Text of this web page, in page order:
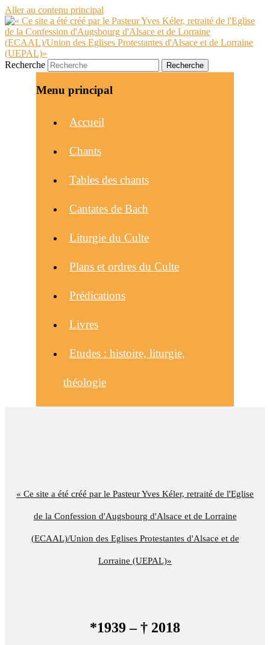
Aller au contenu principal
« Ce site a été créé par le Pasteur Yves Kéler, retraité de l'Eglise
de la Confession d'Augsbourg d'Alsace et de Lorraine
(ECAAL)/Union des Eglises Protestantes d'Alsace et de
Lorraine (UEPAL)»
*1939 – † 2018
Recherche
Menu principal
Accueil
Chants
Tables des chants
Cantates de Bach
Liturgie du Culte
Plans et ordres du Culte
Prédications
Livres
Etudes : histoire, liturgie,
théologie